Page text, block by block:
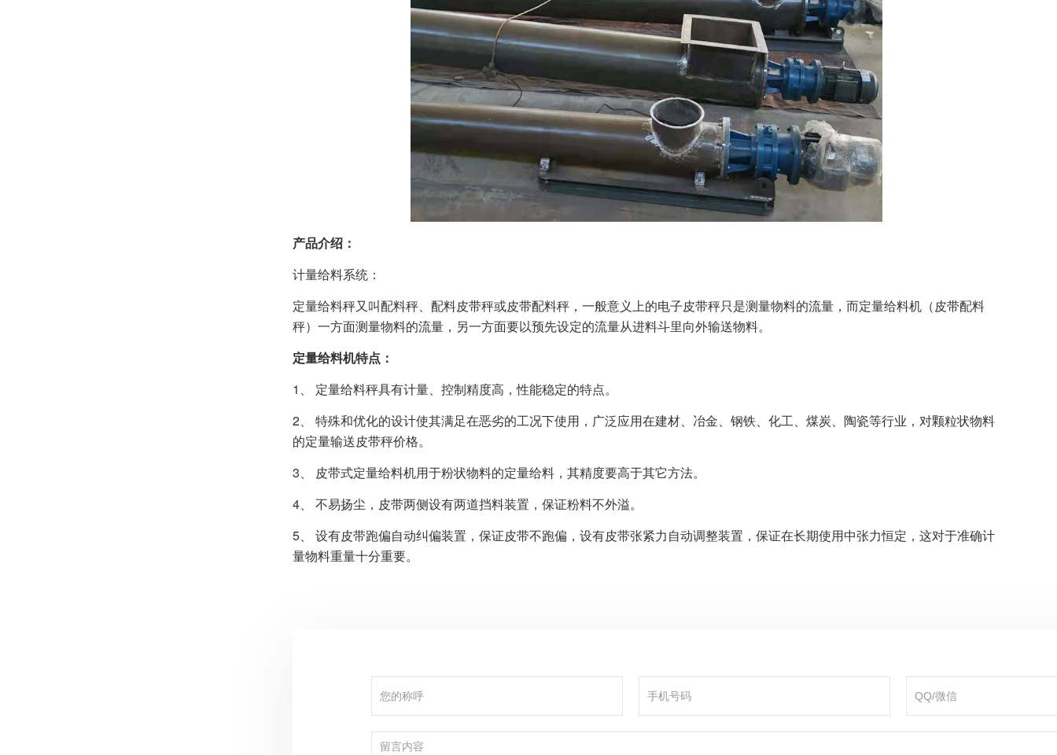
产品介绍：
计量给料系统：
定量给料秤又叫配料秤、配料皮带秤或皮带配料秤，一般意义上的电子皮带秤只是测量物料的流量，而定量给料机（皮带配料
秤）一方面测量物料的流量，另一方面要以预先设定的流量从进料斗里向外输送物料。
定量给料机特点：
1、 定量给料秤具有计量、控制精度高，性能稳定的特点。
2、 特殊和优化的设计使其满足在恶劣的工况下使用，广泛应用在建材、冶金、钢铁、化工、煤炭、陶瓷等行业，对颗粒状物料
的定量输送皮带秤价格。
3、 皮带式定量给料机用于粉状物料的定量给料，其精度要高于其它方法。
4、 不易扬尘，皮带两侧设有两道挡料装置，保证粉料不外溢。
5、 设有皮带跑偏自动纠偏装置，保证皮带不跑偏，设有皮带张紧力自动调整装置，保证在长期使用中张力恒定，这对于准确计
量物料重量十分重要。